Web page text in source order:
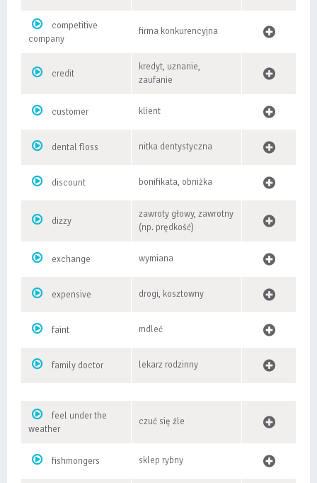
competitive
company
firma konkurencyjna
credit
kredyt, uznanie,
zaufanie
customer klient
dental floss nitka dentystyczna
discount bonifikata, obniżka
dizzy
zawroty głowy, zawrotny
(np. prędkość)
exchange wymiana
expensive drogi, kosztowny
faint mdleć
family doctor lekarz rodzinny
feel under the
weather
czuć się źle
fishmongers sklep rybny